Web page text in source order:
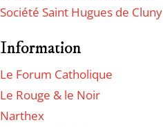
Société Saint Hugues de Cluny
Information
Le Forum Catholique
Le Rouge & le Noir
Narthex